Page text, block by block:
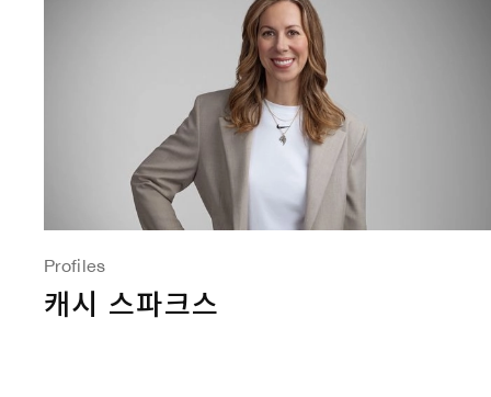
Profiles
캐시 스파크스